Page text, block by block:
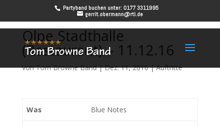
Partyband buchen unter: 0177 3311995
gerrit.obermann@rtl.de
Olpe Stadthalle
(Restaurant) – 11.12.16
vonTom Browne Band|Dez. 11, 2016|Auftritte
Was Blue Notes